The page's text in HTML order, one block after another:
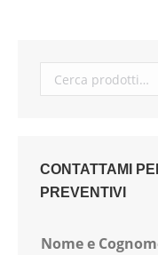
CONTATTAMI
PREVENTIVI
Nome e